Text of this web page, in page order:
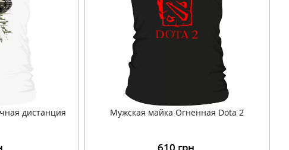
дистанция Мужская майка Огненная Dota 2
610 грн.